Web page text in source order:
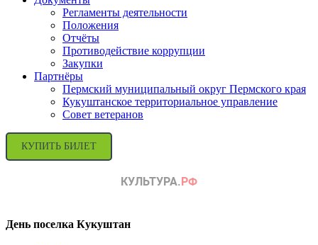
Регламенты деятельности
Положения
Отчёты
Противодействие коррупции
Закупки
Партнёры
Пермский муниципальный округ Пермского края
Кукуштанское территориальное управление
Совет ветеранов
КУПИТЬ БИЛЕТ
День поселка Кукуштан